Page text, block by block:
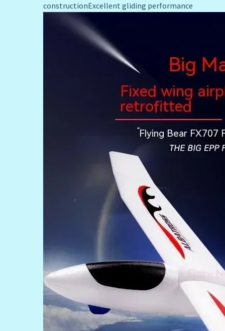
constructionExcellent gliding performance